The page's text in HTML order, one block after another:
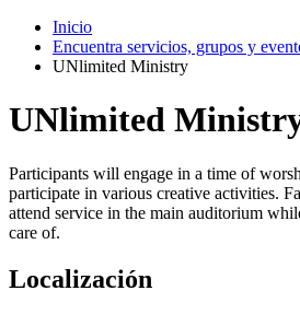
Inicio
Encuentra servicios, grupos y
UNlimited Ministry
UNlimited
Participants will engage in a time of
participate in various creative activities.
attend service in the main auditorium
care of.
Localización